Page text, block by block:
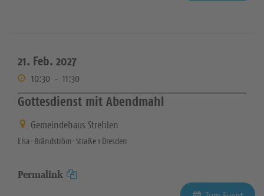
21. Feb. 2027
10:30 - 11:30
Gottesdienst mit Abendmahl
Gemeindehaus Strehlen
Elsa-Brändström-Straße 1 Dresden
Permalink